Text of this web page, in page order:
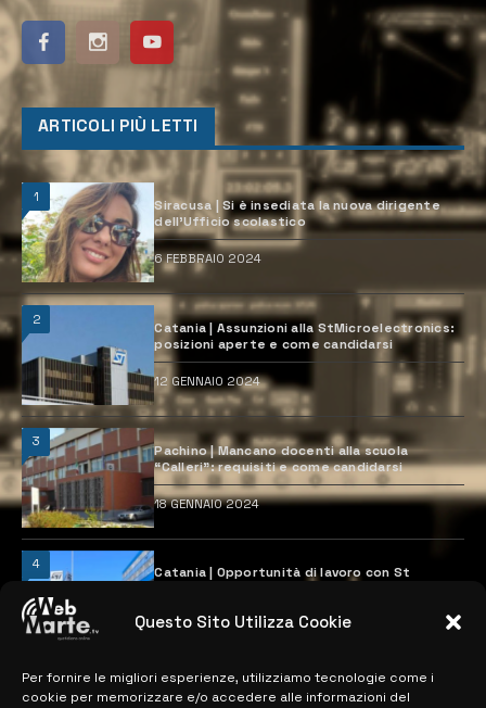
Questo Sito Utilizza Cookie
Per fornire le migliori esperienze, utilizziamo tecnologie come i
cookie per memorizzare e/o accedere alle informazioni del
ARTICOLI PIÙ LETTI
1
Siracusa | Si è insediata la nuova dirigente
dell’Ufficio scolastico
6 FEBBRAIO 2024
2
Catania | Assunzioni alla StMicroelectronics:
posizioni aperte e come candidarsi
12 GENNAIO 2024
3
Pachino | Mancano docenti alla scuola
“Calleri”: requisiti e come candidarsi
18 GENNAIO 2024
4
Catania | Opportunità di lavoro con St
28 MARZO 2024